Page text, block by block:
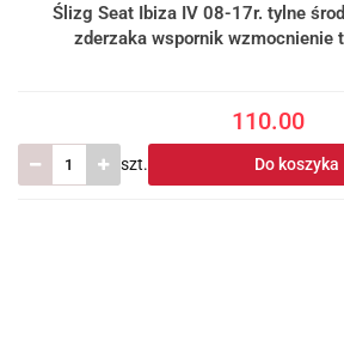
Ślizg Seat Ibiza IV 08-17r. tylne
zderzaka wspornik wzmocnienie
110.00
szt. Do koszyka